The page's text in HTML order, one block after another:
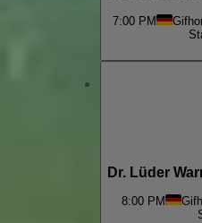
7:00 PM
Dr. Lüder
8:00 PM